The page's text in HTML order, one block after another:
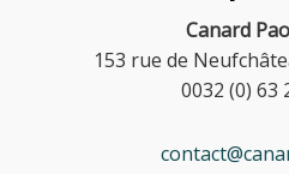
Canard
153 rue de
0032 (0) 63